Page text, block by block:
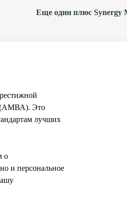
Еще один плюс Synergy
(АМВА). Это
лучших
о
и персональное